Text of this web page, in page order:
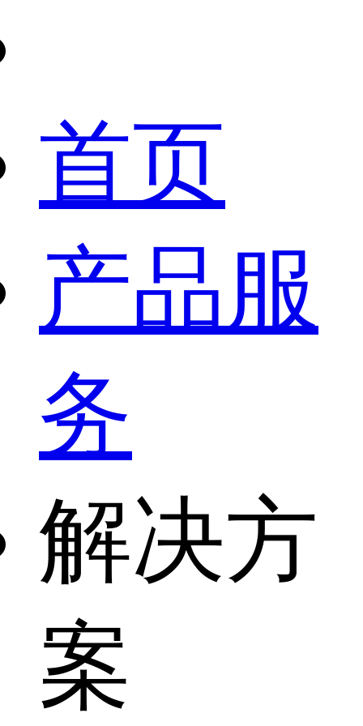
首页
产品服
务
解决方
案